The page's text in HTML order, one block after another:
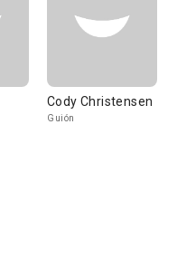
Cody Christensen
Guión